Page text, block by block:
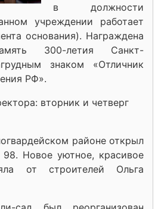
в должности
учреждении работает
основания). Награждена
300-летия Санкт-
знаком «Отличник
РФ».
вторник и четверг
районе открыл
Новое уютное, красивое
от строителей Ольга